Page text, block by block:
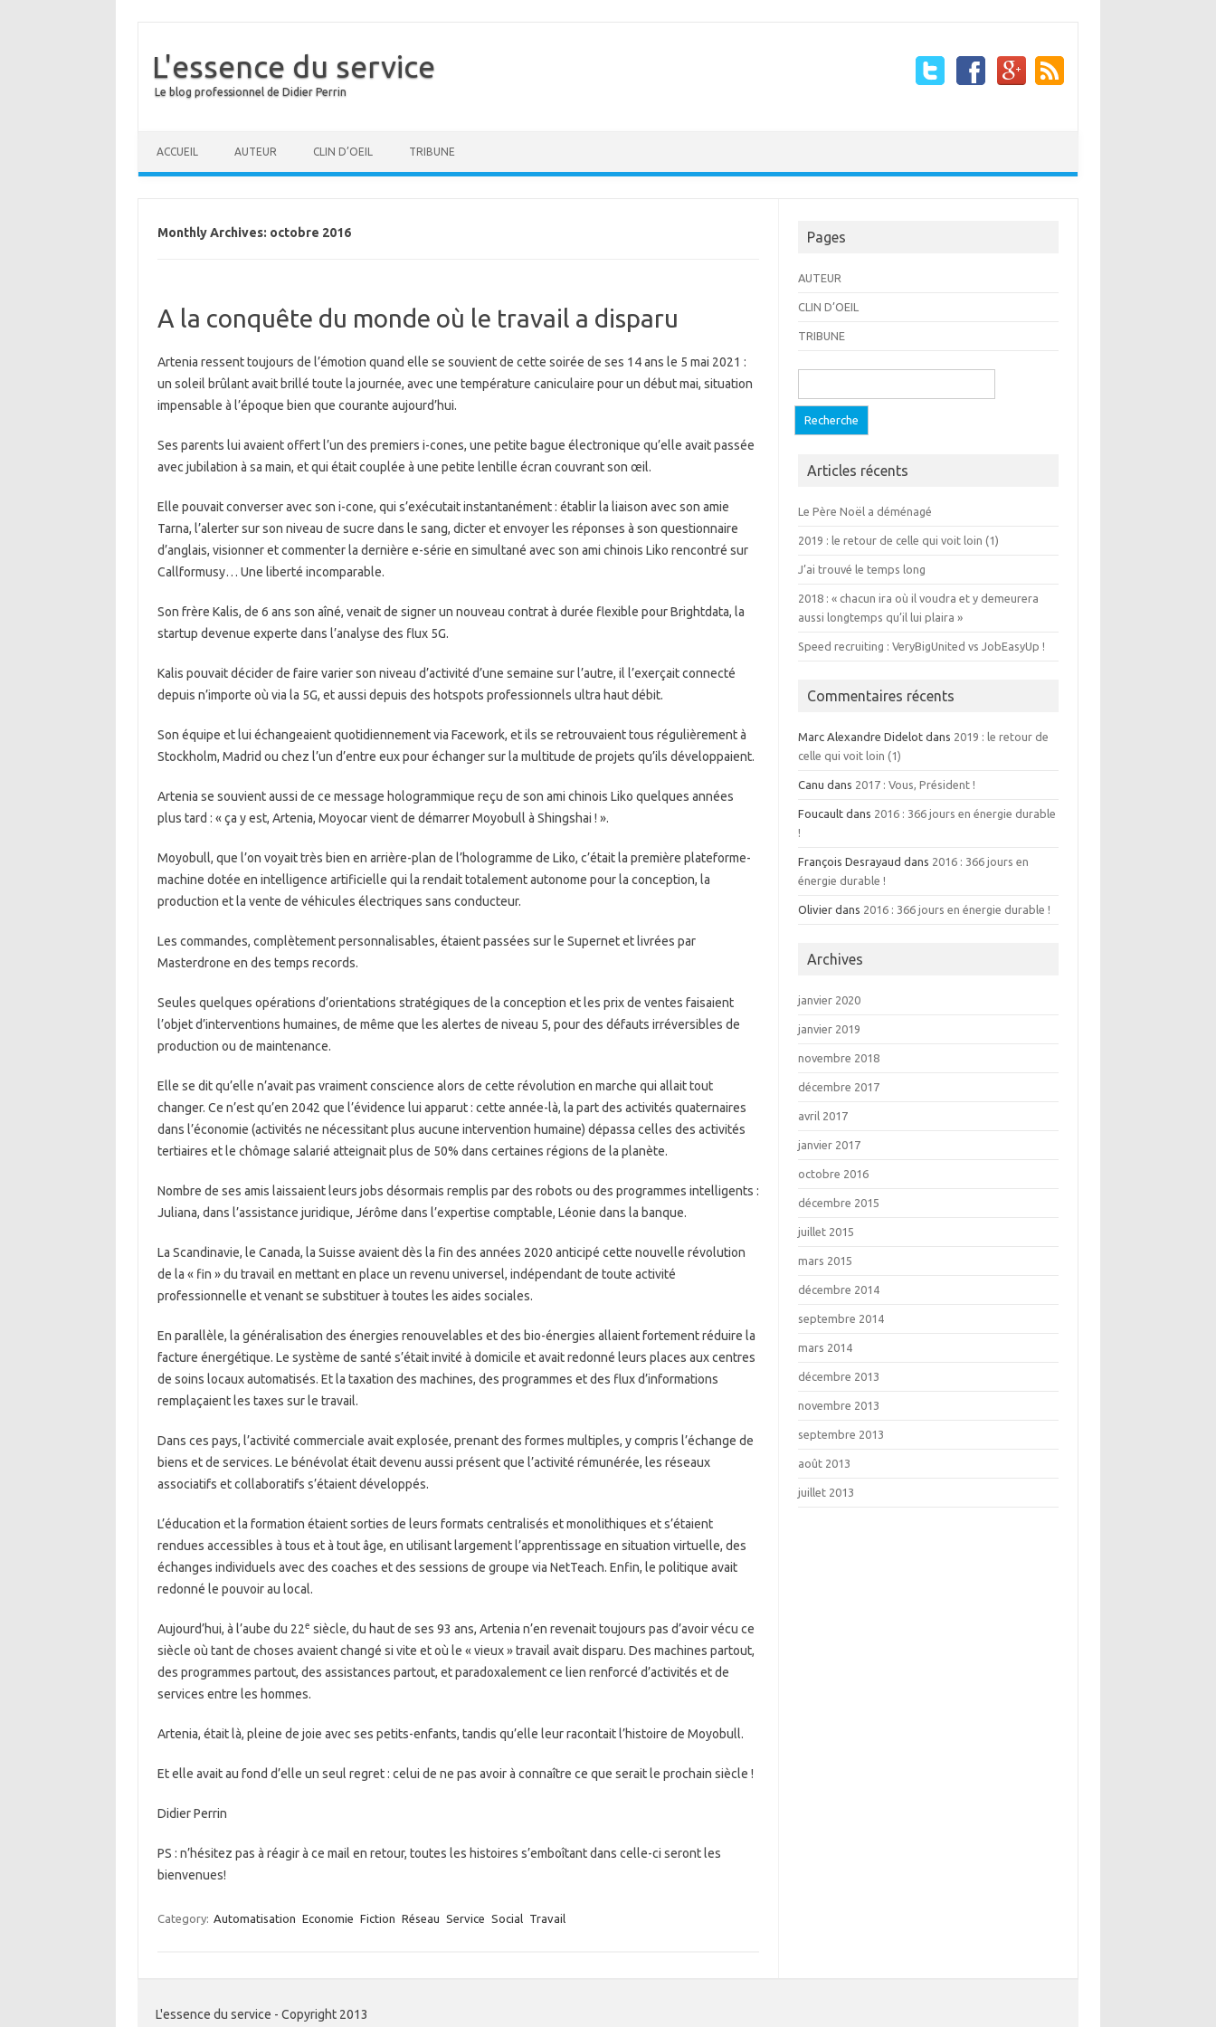
L'essence du service
Le blog professionnel de Didier Perrin
ACCUEIL AUTEUR CLIN D’OEIL TRIBUNE
Monthly Archives: octobre 2016
A la conquête du monde où le travail a disparu
Artenia ressent toujours de l’émotion quand elle se souvient de cette soirée de ses 14 ans le 5 mai 2021 :
un soleil brûlant avait brillé toute la journée, avec une température caniculaire pour un début mai, situation
impensable à l’époque bien que courante aujourd’hui.
Ses parents lui avaient offert l’un des premiers i-cones, une petite bague électronique qu’elle avait passée
avec jubilation à sa main, et qui était couplée à une petite lentille écran couvrant son œil.
Elle pouvait converser avec son i-cone, qui s’exécutait instantanément : établir la liaison avec son amie
Tarna, l’alerter sur son niveau de sucre dans le sang, dicter et envoyer les réponses à son questionnaire
d’anglais, visionner et commenter la dernière e-série en simultané avec son ami chinois Liko rencontré sur
Callformusy… Une liberté incomparable.
Son frère Kalis, de 6 ans son aîné, venait de signer un nouveau contrat à durée flexible pour Brightdata, la
startup devenue experte dans l’analyse des flux 5G.
Kalis pouvait décider de faire varier son niveau d’activité d’une semaine sur l’autre, il l’exerçait connecté
depuis n’importe où via la 5G, et aussi depuis des hotspots professionnels ultra haut débit.
Son équipe et lui échangeaient quotidiennement via Facework, et ils se retrouvaient tous régulièrement à
Stockholm, Madrid ou chez l’un d’entre eux pour échanger sur la multitude de projets qu’ils développaient.
Artenia se souvient aussi de ce message hologrammique reçu de son ami chinois Liko quelques années
plus tard : « ça y est, Artenia, Moyocar vient de démarrer Moyobull à Shingshai ! ».
Moyobull, que l’on voyait très bien en arrière-plan de l’hologramme de Liko, c’était la première plateforme-
machine dotée en intelligence artificielle qui la rendait totalement autonome pour la conception, la
production et la vente de véhicules électriques sans conducteur.
Les commandes, complètement personnalisables, étaient passées sur le Supernet et livrées par
Masterdrone en des temps records.
Seules quelques opérations d’orientations stratégiques de la conception et les prix de ventes faisaient
l’objet d’interventions humaines, de même que les alertes de niveau 5, pour des défauts irréversibles de
production ou de maintenance.
Elle se dit qu’elle n’avait pas vraiment conscience alors de cette révolution en marche qui allait tout
changer. Ce n’est qu’en 2042 que l’évidence lui apparut : cette année-là, la part des activités quaternaires
dans l’économie (activités ne nécessitant plus aucune intervention humaine) dépassa celles des activités
tertiaires et le chômage salarié atteignait plus de 50% dans certaines régions de la planète.
Nombre de ses amis laissaient leurs jobs désormais remplis par des robots ou des programmes intelligents :
Juliana, dans l’assistance juridique, Jérôme dans l’expertise comptable, Léonie dans la banque.
La Scandinavie, le Canada, la Suisse avaient dès la fin des années 2020 anticipé cette nouvelle révolution
de la « fin » du travail en mettant en place un revenu universel, indépendant de toute activité
professionnelle et venant se substituer à toutes les aides sociales.
En parallèle, la généralisation des énergies renouvelables et des bio-énergies allaient fortement réduire la
facture énergétique. Le système de santé s’était invité à domicile et avait redonné leurs places aux centres
de soins locaux automatisés. Et la taxation des machines, des programmes et des flux d’informations
remplaçaient les taxes sur le travail.
Dans ces pays, l’activité commerciale avait explosée, prenant des formes multiples, y compris l’échange de
biens et de services. Le bénévolat était devenu aussi présent que l’activité rémunérée, les réseaux
associatifs et collaboratifs s’étaient développés.
L’éducation et la formation étaient sorties de leurs formats centralisés et monolithiques et s’étaient
rendues accessibles à tous et à tout âge, en utilisant largement l’apprentissage en situation virtuelle, des
échanges individuels avec des coaches et des sessions de groupe via NetTeach. Enfin, le politique avait
redonné le pouvoir au local.
Aujourd’hui, à l’aube du 22e siècle, du haut de ses 93 ans, Artenia n’en revenait toujours pas d’avoir vécu ce
siècle où tant de choses avaient changé si vite et où le « vieux » travail avait disparu. Des machines partout,
des programmes partout, des assistances partout, et paradoxalement ce lien renforcé d’activités et de
services entre les hommes.
Artenia, était là, pleine de joie avec ses petits-enfants, tandis qu’elle leur racontait l’histoire de Moyobull.
Et elle avait au fond d’elle un seul regret : celui de ne pas avoir à connaître ce que serait le prochain siècle !
Didier Perrin
PS : n’hésitez pas à réagir à ce mail en retour, toutes les histoires s’emboîtant dans celle-ci seront les
bienvenues!
Category: Automatisation Economie Fiction Réseau Service Social Travail
Pages
AUTEUR
CLIN D’OEIL
TRIBUNE
Articles récents
Le Père Noël a déménagé
2019 : le retour de celle qui voit loin (1)
J’ai trouvé le temps long
2018 : « chacun ira où il voudra et y demeurera
aussi longtemps qu’il lui plaira »
Speed recruiting : VeryBigUnited vs JobEasyUp !
Commentaires récents
Marc Alexandre Didelot dans 2019 : le retour de
celle qui voit loin (1)
Canu dans 2017 : Vous, Président !
Foucault dans 2016 : 366 jours en énergie durable
!
François Desrayaud dans 2016 : 366 jours en
énergie durable !
Olivier dans 2016 : 366 jours en énergie durable !
Archives
janvier 2020
janvier 2019
novembre 2018
décembre 2017
avril 2017
janvier 2017
octobre 2016
décembre 2015
juillet 2015
mars 2015
décembre 2014
septembre 2014
mars 2014
décembre 2013
novembre 2013
septembre 2013
août 2013
juillet 2013
L'essence du service - Copyright 2013